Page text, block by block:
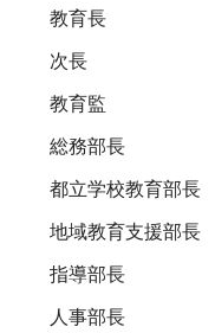
教育長
次長
教育監
総務部長
都立学校教育部長
地域教育支援部長
指導部長
人事部長